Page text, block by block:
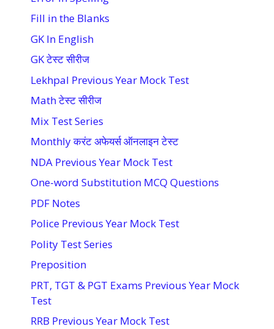
Fill in the Blanks
GK In English
GK टेस्ट सीरीज
Lekhpal Previous Year Mock Test
Math टेस्ट सीरीज
Mix Test Series
Monthly करंट अफेयर्स ऑनलाइन टेस्ट
NDA Previous Year Mock Test
One-word Substitution MCQ Questions
PDF Notes
Police Previous Year Mock Test
Polity Test Series
Preposition
PRT, TGT & PGT Exams Previous Year Mock
Test
RRB Previous Year Mock Test